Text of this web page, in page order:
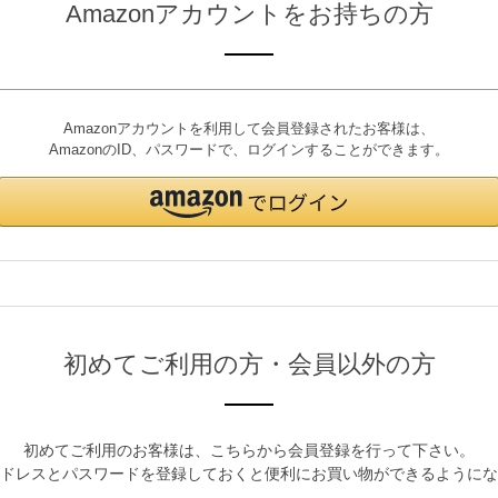
Amazonアカウントをお持ちの方
Amazonアカウントを利用して会員登録されたお客様は、
AmazonのID、パスワードで、ログインすることができます。
初めてご利用の方・会員以外の方
初めてご利用のお客様は、こちらから会員登録を行って下さい。
レスとパスワードを登録しておくと便利にお買い物ができるように